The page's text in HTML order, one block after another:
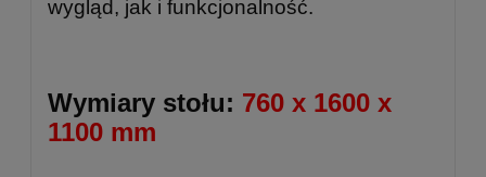
wygląd, jak i funkcjonalność.
Wymiary stołu: 760 x 1600 x
1100 mm